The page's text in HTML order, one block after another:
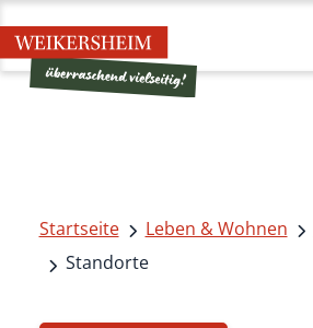
Startseite Leben & Wohnen
Standorte